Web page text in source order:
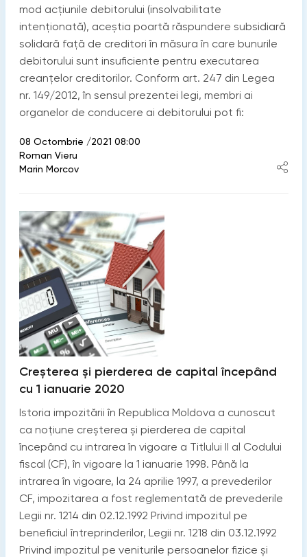
mod acțiunile debitorului (insolvabilitate
intenționată), aceștia poartă răspundere subsidiară
solidară față de creditori în măsura în care bunurile
debitorului sunt insuficiente pentru executarea
creanțelor creditorilor. Conform art. 247 din Legea
nr. 149/2012, în sensul prezentei legi, membri ai
organelor de conducere ai debitorului pot fi:
08 Octombrie /2021 08:00
Roman Vieru
Marin Morcov
Creşterea şi pierderea de capital începând
cu 1 ianuarie 2020
Istoria impozitării în Republica Moldova a cunoscut
ca noțiune creșterea și pierderea de capital
începând cu intrarea în vigoare a Titlului II al Codului
fiscal (CF), în vigoare la 1 ianuarie 1998. Până la
intrarea în vigoare, la 24 aprilie 1997, a prevederilor
CF, impozitarea a fost reglementată de prevederile
Legii nr. 1214 din 02.12.1992 Privind impozitul pe
beneficiul întreprinderilor, Legii nr. 1218 din 03.12.1992
Privind impozitul pe veniturile persoanelor fizice și